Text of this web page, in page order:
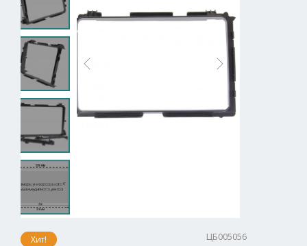
Хит! ЦБ005056